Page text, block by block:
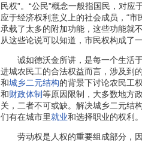
民权”。“公民”概念一般指国民，对
应于经济权利意义上的社会成员，“
承载了太多的附加功能，这些功能就
从这些论说可以知道，市民权构成了
诚如德沃金所讲，是每一个生活
进城农民工的合法权益而言，涉及到
和城乡二元结构的背景下讨论农民工
和财政体制等原因限制，大多数地方
关，二者不可或缺。解决城乡二元结
们有在城市里就业和选择职业的权利。
劳动权是人权的重要组成部分，